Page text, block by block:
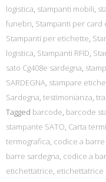
logistica, stampanti mobili,
funebri, Stampanti per card
Stampanti per etichette,
logistica, Stampanti RFID,
sato Cg408e sardegna,
SARDEGNA, stampare
Sardegna, testimonianza,
Tagged barcode, barcode
stampante SATO, Carta
termografica, codice a barre
barre sardegna, codice a
etichettatrice, etichettatrice